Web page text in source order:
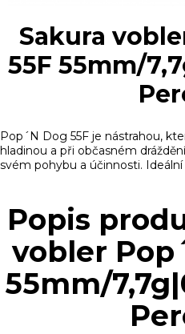
Sakura
55F 55mm/
Pop´N Dog 55F je nástrahou,
hladinou a při občasném
svém pohybu a účinnosti.
Popis
vobler
55mm/